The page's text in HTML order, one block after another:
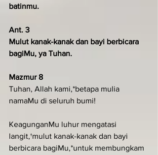
batinmu.
Ant. 3
Mulut kanak-kanak dan bayi berbicara
bagiMu, ya Tuhan.
Mazmur 8
Tuhan, Allah kami,*betapa mulia
namaMu di seluruh bumi!
KeagunganMu luhur mengatasi
langit,†mulut kanak-kanak dan bayi
berbicara bagiMu,*untuk membungkam